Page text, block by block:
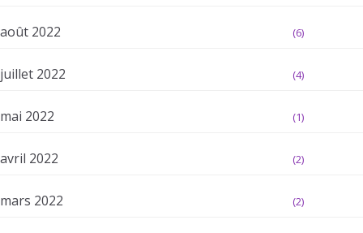
août 2022 (6)
juillet 2022 (4)
mai 2022 (1)
avril 2022 (2)
mars 2022 (2)